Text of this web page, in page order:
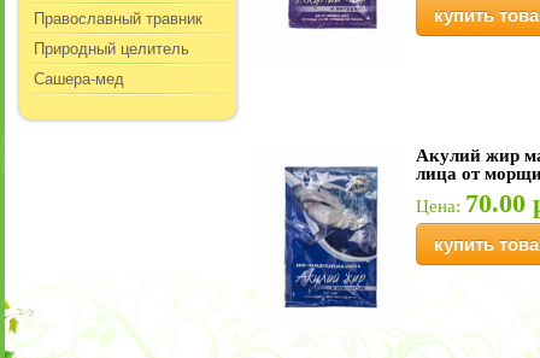
Православный травник
Природный целитель
Сашера-мед
купить
Акулий жир
лица от
Цена: 70.00
купить